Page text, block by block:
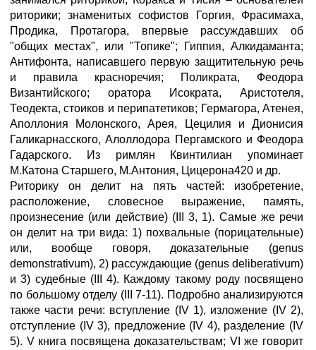
риторики; знаменитых софистов Горгия, Фрасимаха,
Продика, Протагора, впервые рассуждавших об
"общих местах", или "Топике"; Гиппия, Алкидаманта;
Антифонта, написавшего первую защитительную речь
и правила красноречия; Поликрата, Феодора
Византийского; оратора Исократа, Аристотеля,
Теодекта, стоиков и перипатетиков; Гермагора, Атенея,
Аполлония Молонского, Арея, Цецилия и Дионисия
Галикарнасского, Алоллодора Пергамского и Феодора
Гадарского. Из римлян Квинтилиан упоминает
М.Катона Старшего, М.Антония, Цицерона420 и др.
Риторику он делит на пять частей: изобретение,
расположение, словесное выражение, память,
произнесение (или действие) (III 3, 1). Самые же речи
он делит на три вида: 1) похвальные (порицательные)
или, вообще говоря, доказательные (genus
demonstrativum), 2) рассуждающие (genus deliberativum)
и 3) судебные (III 4). Каждому такому роду посвящено
по большому отделу (III 7-11). Подробно анализируются
также части речи: вступление (IV 1), изложение (IV 2),
отступление (IV 3), предложение (IV 4), разделение (IV
5). V книга посвящена доказательствам; VI же говорит